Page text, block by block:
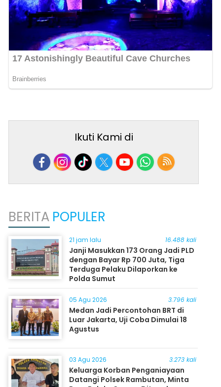
Ikuti Kami di
BERITA POPULER
21 jam lalu 16.488 kali
Janji Masukkan 173 Orang Jadi PLD
dengan Bayar Rp 700 Juta, Tiga
Terduga Pelaku Dilaporkan ke
Polda Sumut
05 Agu 2026 3.796 kali
Medan Jadi Percontohan BRT di
Luar Jakarta, Uji Coba Dimulai 18
Agustus
03 Agu 2026 3.273 kali
Keluarga Korban Penganiayaan
Datangi Polsek Rambutan, Minta